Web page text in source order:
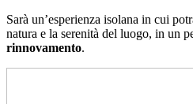
Sarà un’esperienza isolana in cui
natura e la serenità del luogo, in un
rinnovamento.